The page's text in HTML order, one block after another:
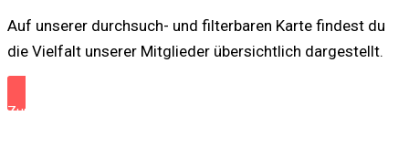
Auf unserer durchsuch- und filterbaren Karte findest du
die Vielfalt unserer Mitglieder übersichtlich dargestellt.
Zur Karte